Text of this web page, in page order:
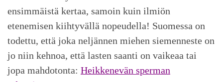
ensimmäistä kertaa, samoin kuin ilmiön
etenemisen kiihtyvällä nopeudella! Suomessa on
todettu, että joka neljännen miehen siemenneste on
jo niin kehnoa, että lasten saanti on vaikeaa tai
jopa mahdotonta: Heikkenevän sperman